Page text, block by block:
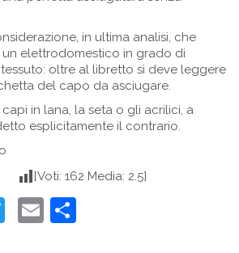
in ultima analisi, che
un elettrodomestico in grado di
oltre al libretto si deve leggere
del capo da asciugare.
in lana, la seta o gli acrilici, a
esplicitamente il contrario.
[Voti: 162 Media: 2.5]
Twitter
Email